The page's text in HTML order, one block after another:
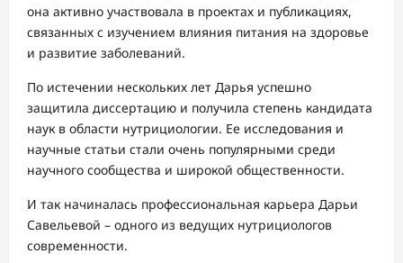
она активно участвовала в проектах и публикациях,
связанных с изучением влияния питания на здоровье
и развитие заболеваний.
По истечении нескольких лет Дарья успешно
защитила диссертацию и получила степень кандидата
наук в области нутрициологии. Ее исследования и
научные статьи стали очень популярными среди
научного сообщества и широкой общественности.
И так начиналась профессиональная карьера Дарьи
Савельевой – одного из ведущих нутрициологов
современности.